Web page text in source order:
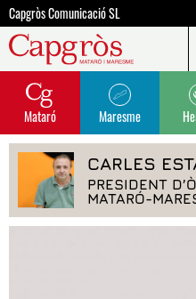
Capgròs Comunicació SL
Mataró Maresme
CARLES
PRESIDENT
MATARÓ-